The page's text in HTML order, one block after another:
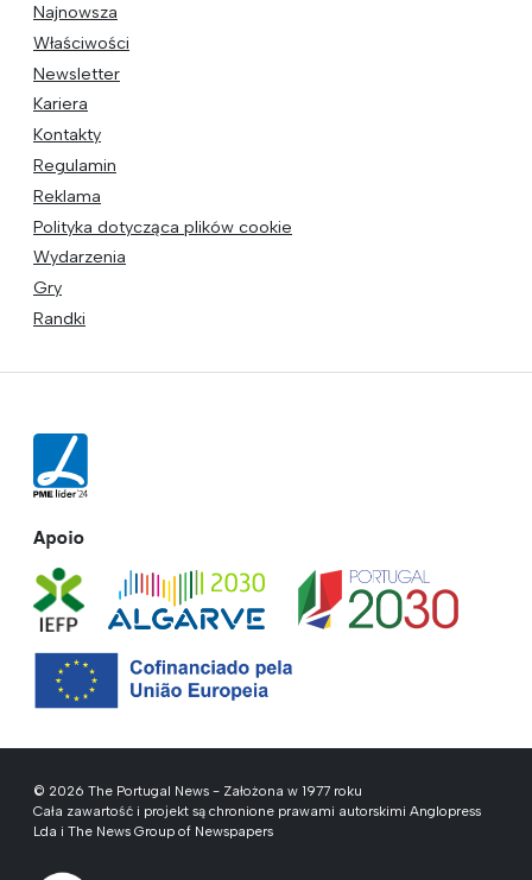
Najnowsza
Właściwości
Newsletter
Kariera
Kontakty
Regulamin
Reklama
Polityka dotycząca plików cookie
Wydarzenia
Gry
Randki
Apoio
© 2026 The Portugal News - Założona w 1977 roku
Cała zawartość i projekt są chronione prawami autorskimi Anglopress
Lda i The News Group of Newspapers